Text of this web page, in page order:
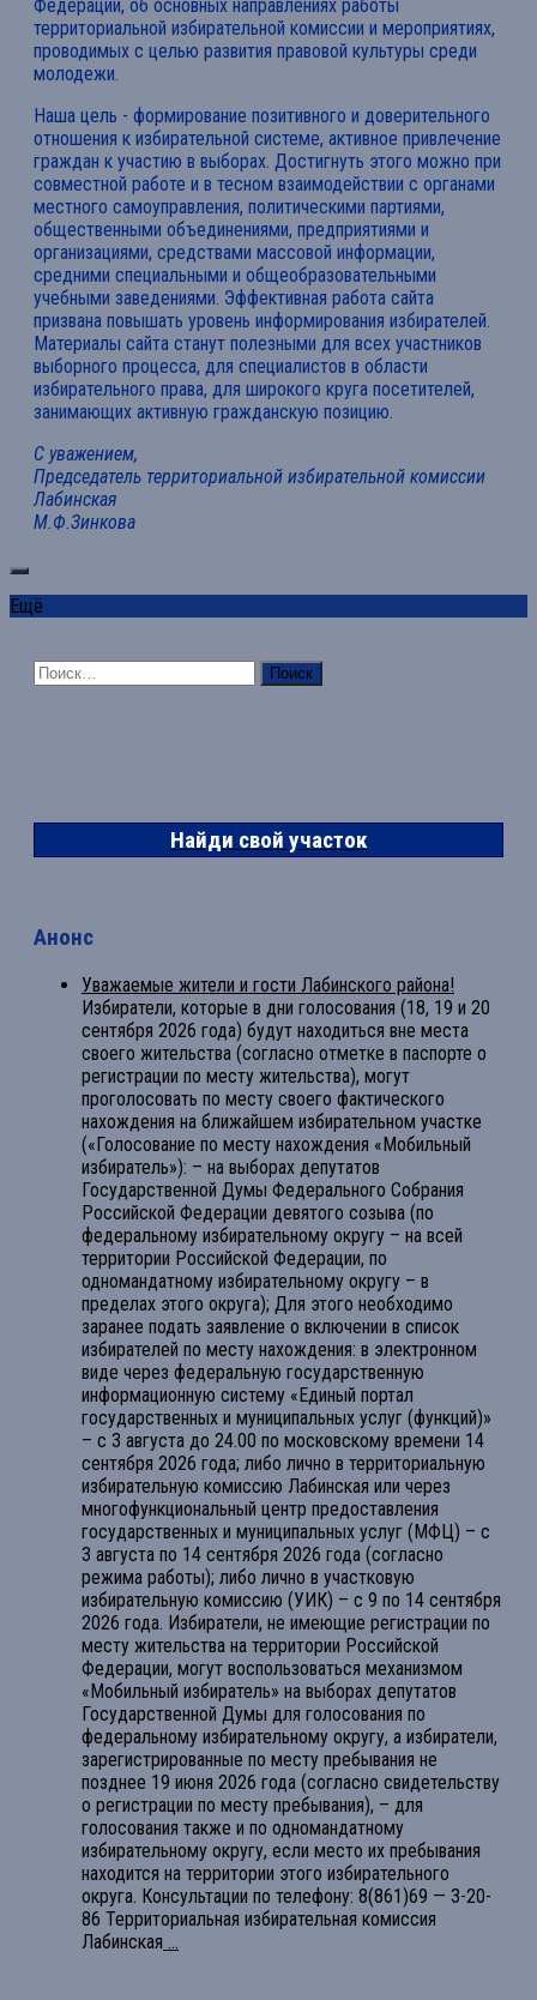
Федерации, об основных направлениях работы
территориальной избирательной комиссии и мероприятиях,
проводимых с целью развития правовой культуры среди
молодежи.
Наша цель - формирование позитивного и доверительного
отношения к избирательной системе, активное привлечение
граждан к участию в выборах. Достигнуть этого можно при
совместной работе и в тесном взаимодействии с органами
местного самоуправления, политическими партиями,
общественными объединениями, предприятиями и
организациями, средствами массовой информации,
средними специальными и общеобразовательными
учебными заведениями. Эффективная работа сайта
призвана повышать уровень информирования избирателей.
Материалы сайта станут полезными для всех участников
выборного процесса, для специалистов в области
избирательного права, для широкого круга посетителей,
занимающих активную гражданскую позицию.
С уважением,
Председатель территориальной избирательной комиссии
Лабинская
М.Ф.Зинкова
Ещё
Найти:
Найди свой участок
Анонс
Уважаемые жители и гости Лабинского района!
Избиратели, которые в дни голосования (18, 19 и 20
сентября 2026 года) будут находиться вне места
своего жительства (согласно отметке в паспорте о
регистрации по месту жительства), могут
проголосовать по месту своего фактического
нахождения на ближайшем избирательном участке
(«Голосование по месту нахождения «Мобильный
избиратель»): – на выборах депутатов
Государственной Думы Федерального Собрания
Российской Федерации девятого созыва (по
федеральному избирательному округу – на всей
территории Российской Федерации, по
одномандатному избирательному округу – в
пределах этого округа); Для этого необходимо
заранее подать заявление о включении в список
избирателей по месту нахождения: в электронном
виде через федеральную государственную
информационную систему «Единый портал
государственных и муниципальных услуг (функций)»
– с 3 августа до 24.00 по московскому времени 14
сентября 2026 года; либо лично в территориальную
избирательную комиссию Лабинская или через
многофункциональный центр предоставления
государственных и муниципальных услуг (МФЦ) – с
3 августа по 14 сентября 2026 года (согласно
режима работы); либо лично в участковую
избирательную комиссию (УИК) – с 9 по 14 сентября
2026 года. Избиратели, не имеющие регистрации по
месту жительства на территории Российской
Федерации, могут воспользоваться механизмом
«Мобильный избиратель» на выборах депутатов
Государственной Думы для голосования по
федеральному избирательному округу, а избиратели,
зарегистрированные по месту пребывания не
позднее 19 июня 2026 года (согласно свидетельству
о регистрации по месту пребывания), – для
голосования также и по одномандатному
избирательному округу, если место их пребывания
находится на территории этого избирательного
округа. Консультации по телефону: 8(861)69 — 3-20-
86 Территориальная избирательная комиссия
Лабинская ...